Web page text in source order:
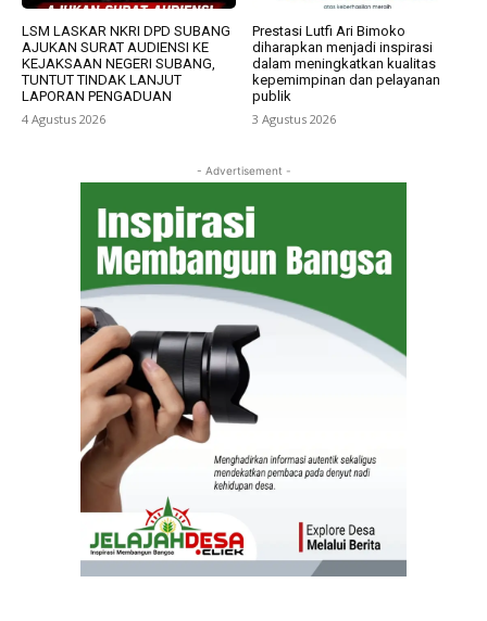
LSM LASKAR NKRI DPD SUBANG
AJUKAN SURAT AUDIENSI KE
KEJAKSAAN NEGERI SUBANG,
TUNTUT TINDAK LANJUT
LAPORAN PENGADUAN
4 Agustus 2026
Prestasi Lutfi Ari Bimoko
diharapkan menjadi inspirasi
dalam meningkatkan kualitas
kepemimpinan dan pelayanan
publik
3 Agustus 2026
- Advertisement -